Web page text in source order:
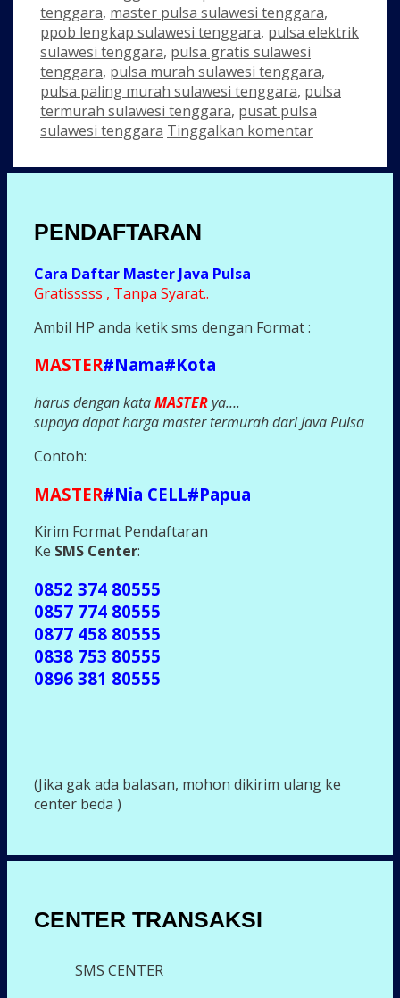
tenggara, master pulsa sulawesi tenggara,
ppob lengkap sulawesi tenggara, pulsa elektrik
sulawesi tenggara, pulsa gratis sulawesi
tenggara, pulsa murah sulawesi tenggara,
pulsa paling murah sulawesi tenggara, pulsa
termurah sulawesi tenggara, pusat pulsa
sulawesi tenggara Tinggalkan komentar
PENDAFTARAN
Cara Daftar Master Java Pulsa
Gratisssss , Tanpa Syarat..
Ambil HP anda ketik sms dengan Format :
MASTER#Nama#Kota
harus dengan kataMASTERya….
supaya dapat harga master termurah dari Java Pulsa
Contoh:
MASTER#Nia CELL#Papua
Kirim Format Pendaftaran
Ke SMS Center:
0852 374 80555
0857 774 80555
0877 458 80555
0838 753 80555
0896 381 80555
(Jika gak ada balasan, mohon dikirim ulang ke
center beda )
CENTER TRANSAKSI
SMS CENTER